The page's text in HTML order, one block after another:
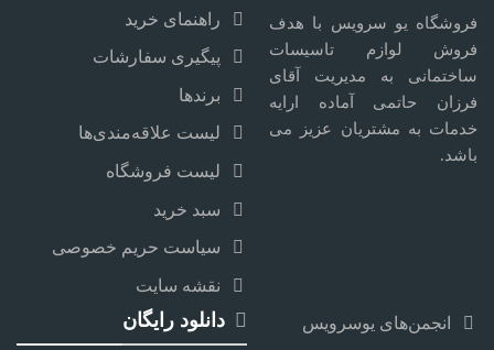
فروشگاه یو سرویس با هدف
فروش لوازم تاسیسات
ساختمانی به مدیریت آقای
فرزان حاتمی آماده ارایه
خدمات به مشتریان عزیز می
باشد.
راهنمای خرید
پیگیری سفارشات
برندها
لیست علاقه‌مندی‌ها
لیست فروشگاه
سبد خرید
سیاست حریم خصوصی
نقشه سایت
انجمن‌های یوسرویس دانلود رایگان